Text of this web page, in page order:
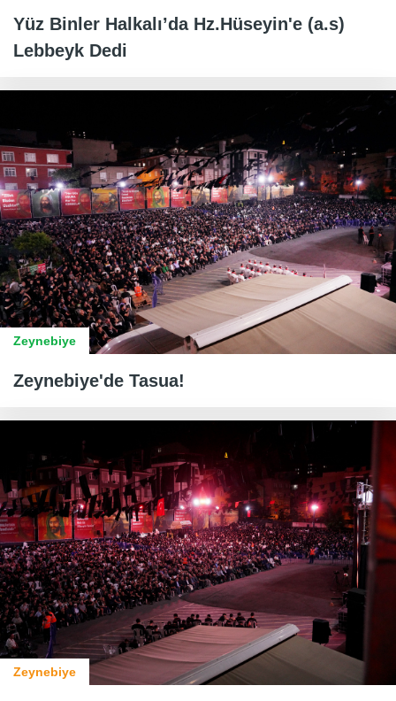
Yüz Binler Halkalı’da Hz.Hüseyin'e (a.s)
Lebbeyk Dedi
Zeynebiye
Zeynebiye'de Tasua!
Zeynebiye